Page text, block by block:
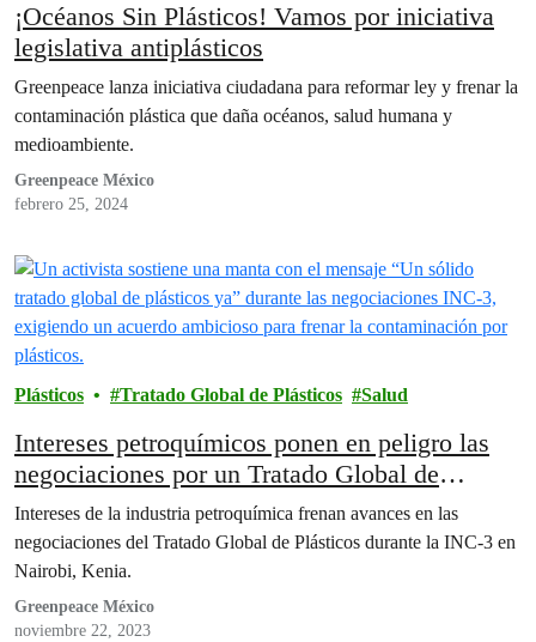
¡Océanos Sin Plásticos! Vamos por iniciativa
legislativa antiplásticos
Greenpeace lanza iniciativa ciudadana para reformar ley y frenar la
contaminación plástica que daña océanos, salud humana y
medioambiente.
Greenpeace México
febrero 25, 2024
Plásticos Tratado Global de Plásticos Salud
Intereses petroquímicos ponen en peligro las
negociaciones por un Tratado Global de
Plásticos
Intereses de la industria petroquímica frenan avances en las
negociaciones del Tratado Global de Plásticos durante la INC-3 en
Nairobi, Kenia.
Greenpeace México
noviembre 22, 2023